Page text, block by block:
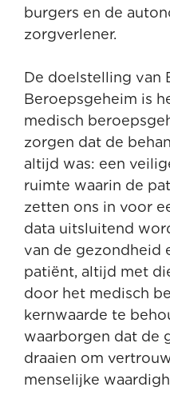
burgers en de
zorgverlener.
De doelstelling van
Beroepsgeheim is
medisch
zorgen dat de
altijd was: een
ruimte waarin de
zetten ons in voor
data uitsluitend
van de gezondheid
patiënt, altijd met
door het medisch
kernwaarde te
waarborgen dat de
draaien om
menselijke